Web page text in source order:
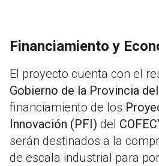
Financiamiento y
El proyecto cuenta con el
Gobierno de la Provincia
financiamiento de los
Innovación (PFI) del
serán destinados a la
de escala industrial para